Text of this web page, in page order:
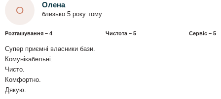
О Олена
близько 5 року тому
Розташування – 4 Чистота – 5 Сервіс – 5
Супер приємні власники бази.
Комунікабельні.
Чисто.
Комфортно.
Дякую.